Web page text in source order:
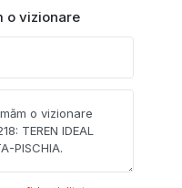
o vizionare